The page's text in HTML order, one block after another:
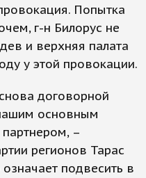
Попытка
г-н Билорус не
и верхняя палата
у этой провокации.
договорной
основным
–
регионов Тарас
подвесить в